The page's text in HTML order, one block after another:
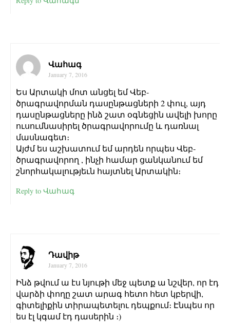
Վահագ
January 7, 2016
Ես Արտակի մոտ անցել եմ Վեբ-
ծրագրավորման դասընթացների 2 փուլ, այդ
դասընթացները ինձ շատ օգնեցին ավելի խորը
ուսումնասիրել ծրագրավորումը և դառնալ
մասնագետ։
Այժմ ես աշխատում եմ արդեն որպես Վեբ-
ծրագրավորող , ինչի համար ցանկանում եմ
շնորհակալությեւն հայտնել Արտակին։
Reply to Վահագ
Դավիթ
January 7, 2016
Ինձ թվում ա էս նյութի մեջ պետք ա նշվեր, որ էդ
վարձի փողը շատ արագ հետո հետ կբերվի,
գիտելիքին տիրապետելու դեպքում։ Էնպես որ
ես էլ կգամ էդ դասերին ։)